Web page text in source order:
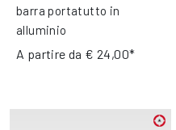
barra portatutto in
alluminio
A partire da € 24,00*